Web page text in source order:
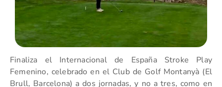
Finaliza el Internacional de España Stroke Play
Femenino, celebrado en el Club de Golf Montanyà (El
Brull, Barcelona) a dos jornadas, y no a tres, como en